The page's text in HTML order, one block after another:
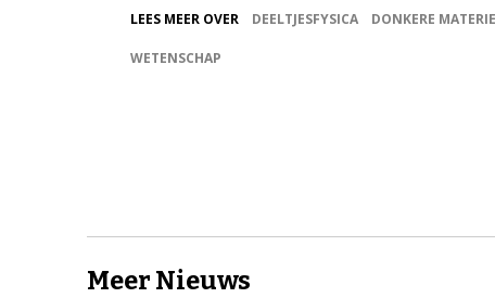
LEES MEER OVER DEELTJESFYSICA DONKERE MATERIE
WETENSCHAP
Meer Nieuws